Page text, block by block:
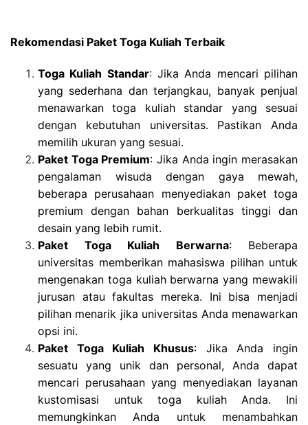
Rekomendasi Paket Toga Kuliah Terbaik
Toga Kuliah Standar: Jika Anda mencari pilihan
yang sederhana dan terjangkau, banyak penjual
menawarkan toga kuliah standar yang sesuai
dengan kebutuhan universitas. Pastikan Anda
memilih ukuran yang sesuai.
Paket Toga Premium: Jika Anda ingin merasakan
pengalaman wisuda dengan gaya mewah,
beberapa perusahaan menyediakan paket toga
premium dengan bahan berkualitas tinggi dan
desain yang lebih rumit.
Paket Toga Kuliah Berwarna: Beberapa
universitas memberikan mahasiswa pilihan untuk
mengenakan toga kuliah berwarna yang mewakili
jurusan atau fakultas mereka. Ini bisa menjadi
pilihan menarik jika universitas Anda menawarkan
opsi ini.
Paket Toga Kuliah Khusus: Jika Anda ingin
sesuatu yang unik dan personal, Anda dapat
mencari perusahaan yang menyediakan layanan
kustomisasi untuk toga kuliah Anda. Ini
memungkinkan Anda untuk menambahkan